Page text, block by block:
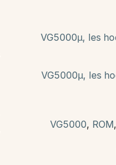
VG5000µ, les
VG5000µ, les
VG5000, ROM,